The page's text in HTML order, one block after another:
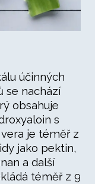
účinných
se nachází
obsahuje
s
je téměř z
jako pektin,
a další
téměř z 9